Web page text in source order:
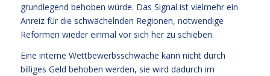
grundlegend behoben würde. Das Signal ist vielmehr ein
Anreiz für die schwächelnden Regionen, notwendige
Reformen wieder einmal vor sich her zu schieben.
Eine interne Wettbewerbsschwäche kann nicht durch
billiges Geld behoben werden, sie wird dadurch im